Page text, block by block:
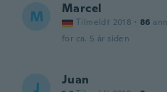
M Marcel
Tilmeldt 2018 · 86
for ca. 5 år siden
J Juan